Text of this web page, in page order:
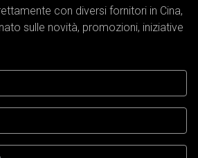
con diversi fornitori in Cina,
sulle novità, promozioni, iniziative